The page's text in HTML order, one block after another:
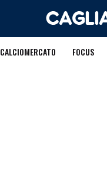
CALCIOMERCATO FOCUS